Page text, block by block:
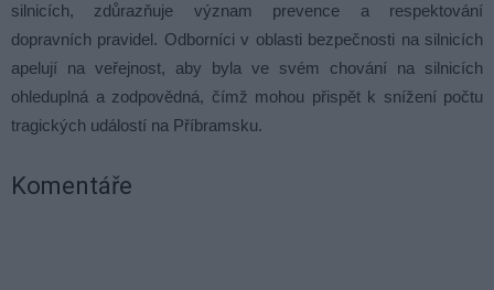
silnicích, zdůrazňuje význam prevence a respektování
dopravních pravidel. Odborníci v oblasti bezpečnosti na silnicích
apelují na veřejnost, aby byla ve svém chování na silnicích
ohleduplná a zodpovědná, čímž mohou přispět k snížení počtu
tragických událostí na Příbramsku.
Komentáře